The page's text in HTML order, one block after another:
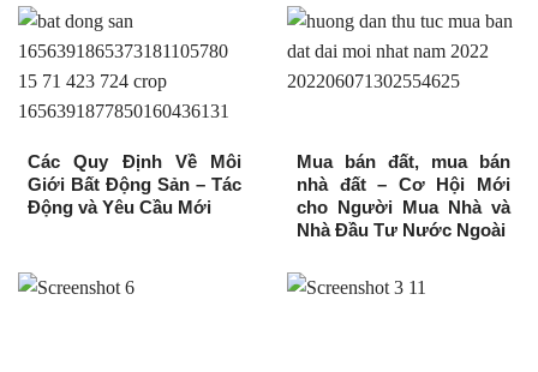
Các Quy Định Về Môi
Giới Bất Động Sản – Tác
Động và Yêu Cầu Mới
Mua bán đất, mua bán
nhà đất – Cơ Hội Mới
cho Người Mua Nhà và
Nhà Đầu Tư Nước Ngoài